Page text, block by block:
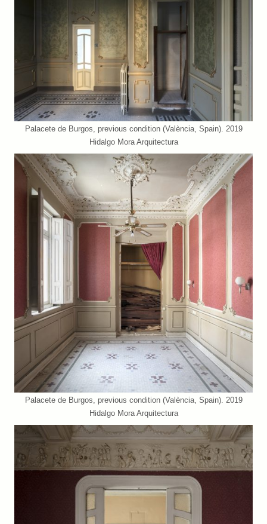
Palacete de Burgos, previous condition (València, Spain). 2019
Hidalgo Mora Arquitectura
Palacete de Burgos, previous condition (València, Spain). 2019
Hidalgo Mora Arquitectura